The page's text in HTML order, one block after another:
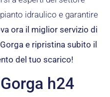
idraulico e garantire
ora il miglior servizio di
e ripristina subito il
del tuo scarico!
h24